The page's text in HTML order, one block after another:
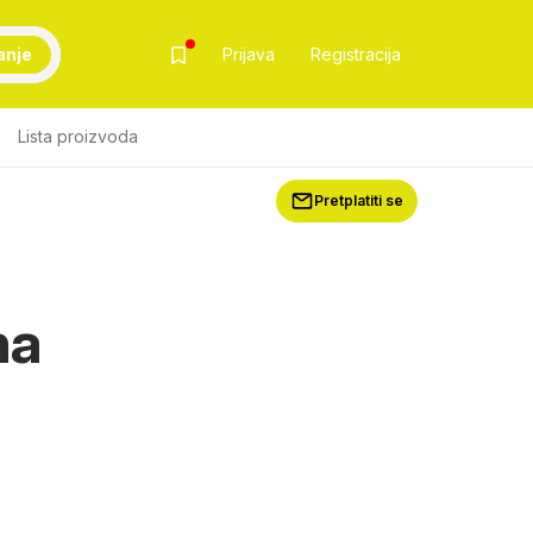
Prijava Registracija
Lista proizvoda
Pretplatiti se